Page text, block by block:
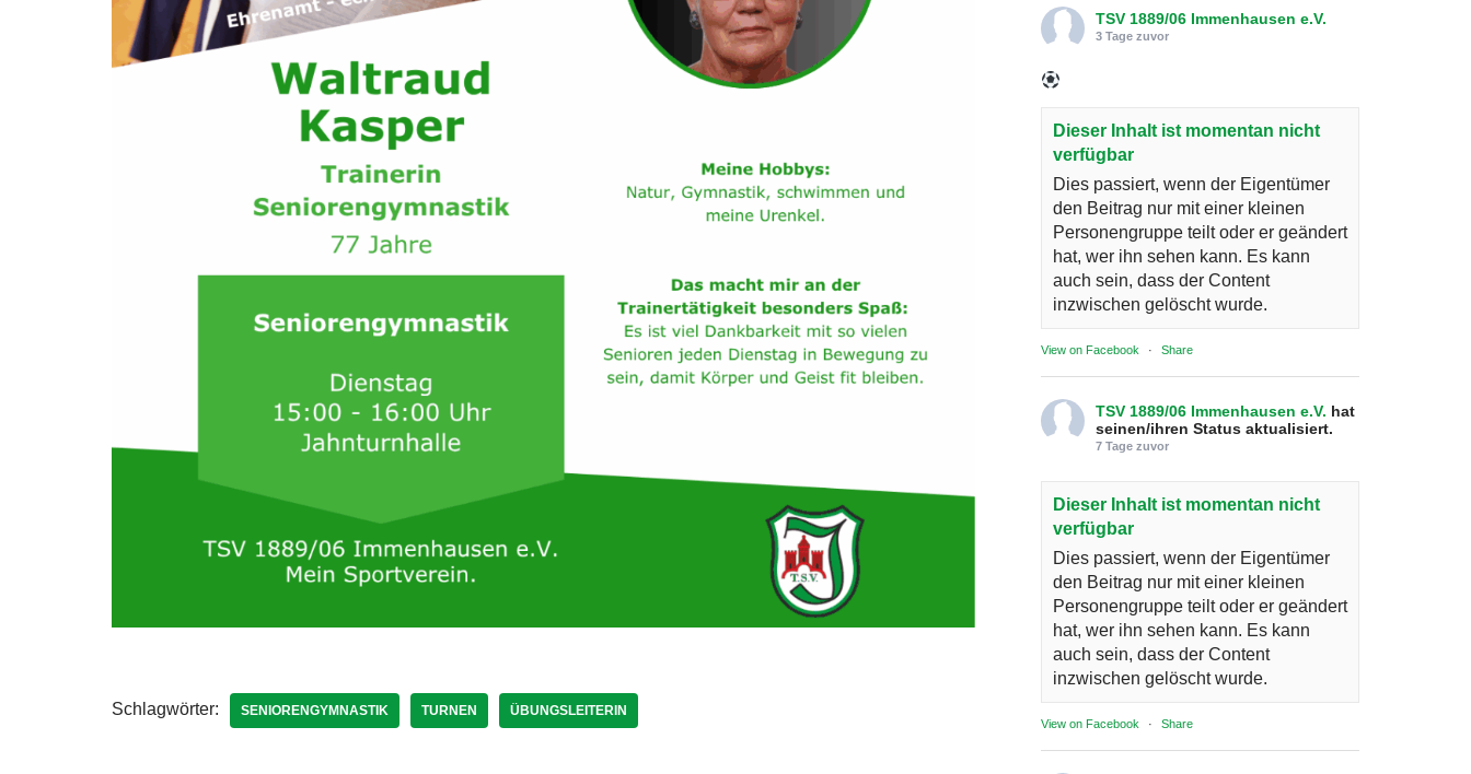
Schlagwörter: SENIORENGYMNASTIK TURNEN ÜBUNGSLEITERIN
TSV 1889/06 Immenhausen e.V.
3 Tage zuvor
Dieser Inhalt ist momentan nicht
verfügbar
Dies passiert, wenn der Eigentümer
den Beitrag nur mit einer kleinen
Personengruppe teilt oder er geändert
hat, wer ihn sehen kann. Es kann
auch sein, dass der Content
inzwischen gelöscht wurde.
View on Facebook · Share
TSV 1889/06 Immenhausen e.V. hat
seinen/ihren Status aktualisiert.
7 Tage zuvor
Dieser Inhalt ist momentan nicht
verfügbar
Dies passiert, wenn der Eigentümer
den Beitrag nur mit einer kleinen
Personengruppe teilt oder er geändert
hat, wer ihn sehen kann. Es kann
auch sein, dass der Content
inzwischen gelöscht wurde.
View on Facebook · Share